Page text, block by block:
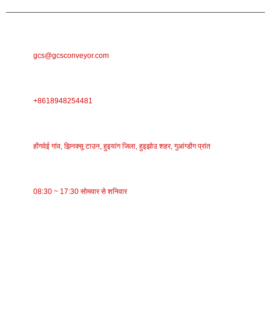
gcs@gcsconveyor.com
+8618948254481
होंगवेई गांव, झिनक्सू टाउन, हुइयांग जिला, हुइझोउ शहर, गुआंग्डोंग प्रांत
08:30 ~ 17:30 सोमवार से शनिवार